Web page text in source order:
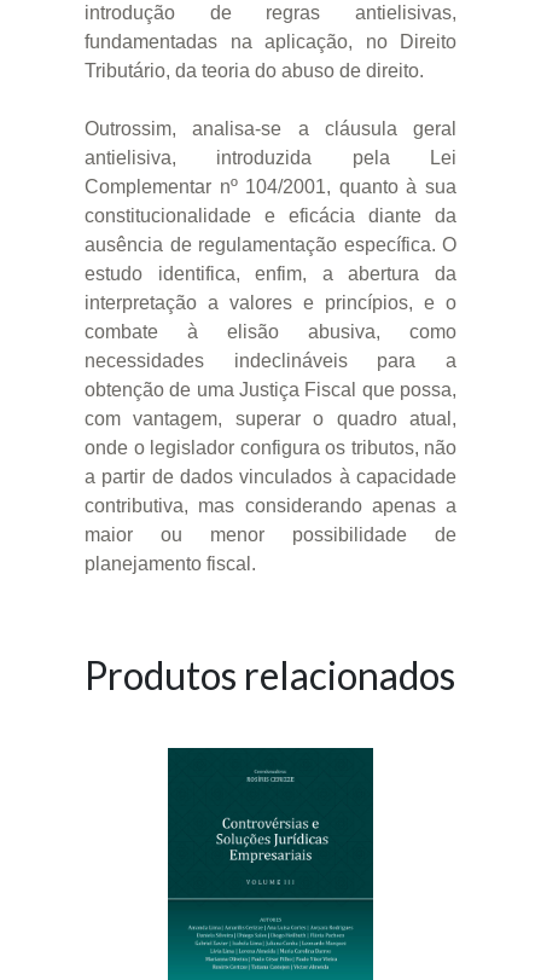
introdução de regras antielisivas,
fundamentadas na aplicação, no Direito
Tributário, da teoria do abuso de direito.
Outrossim, analisa-se a cláusula geral
antielisiva, introduzida pela Lei
Complementar nº 104/2001, quanto à sua
constitucionalidade e eficácia diante da
ausência de regulamentação específica. O
estudo identifica, enfim, a abertura da
interpretação a valores e princípios, e o
combate à elisão abusiva, como
necessidades indeclináveis para a
obtenção de uma Justiça Fiscal que possa,
com vantagem, superar o quadro atual,
onde o legislador configura os tributos, não
a partir de dados vinculados à capacidade
contributiva, mas considerando apenas a
maior ou menor possibilidade de
planejamento fiscal.
Produtos relacionados